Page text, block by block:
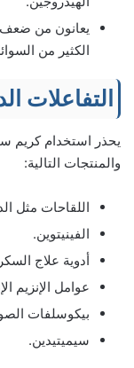
يعانون من
الكثير من
التفاعلات
والمنتجات التالية:
اللقاحات مثل
الفينيتوين.
أدوية علاج
عوامل الإنزيم
بيكوسلفات
سيميتيدين.